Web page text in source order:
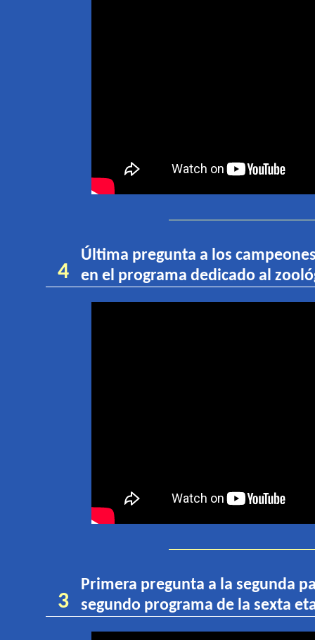
4
Última pregunta a los
en el programa dedicado al
3
Primera pregunta a la segunda
segundo programa de la sexta